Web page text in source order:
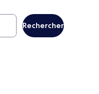
Rechercher